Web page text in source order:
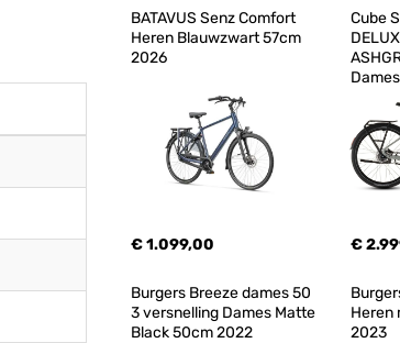
BATAVUS Senz Comfort
Heren Blauwzwart 57cm
2026
€ 1.099,00
Cube
€
Burgers Breeze dames 50
3 versnelling Dames Matte
Black 50cm 2022
Heren
2023